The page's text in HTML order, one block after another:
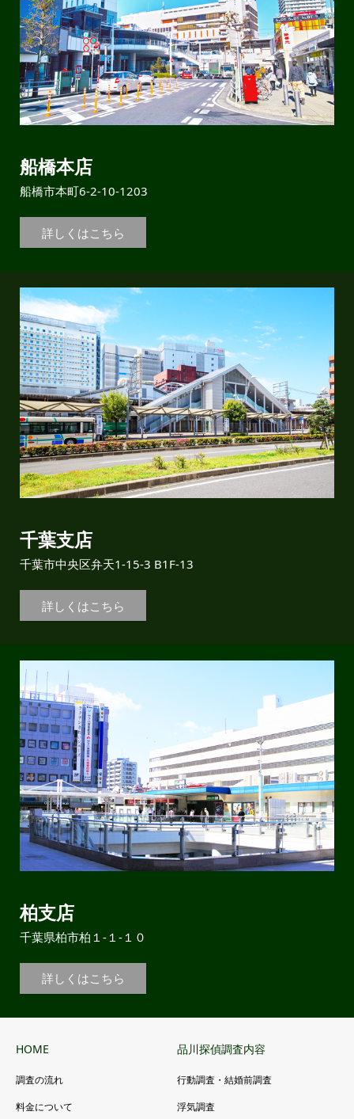
船橋本店
船橋市本町6-2-10-1203
詳しくはこちら
千葉支店
千葉市中央区弁天1-15-3 B1F-13
詳しくはこちら
柏支店
千葉県柏市柏１-１-１０
詳しくはこちら
HOME
調査の流れ
料金について
品川探偵調査内容
行動調査・結婚前調査
浮気調査